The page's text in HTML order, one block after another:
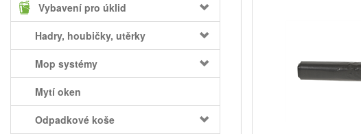
Vybavení pro úklid
Hadry, houbičky, utěrky
Mop systémy
Mytí oken
Odpadkové koše